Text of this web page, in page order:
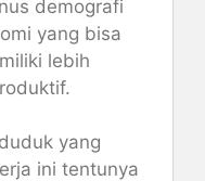
demografi
yang bisa
lebih
yang
ini tentunya